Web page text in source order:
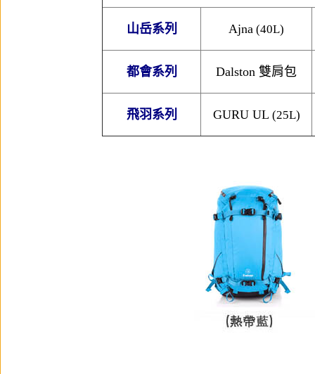
山岳系列 Ajna (40L)
都會系列 Dalston 雙肩包
飛羽系列 GURU UL (25L)